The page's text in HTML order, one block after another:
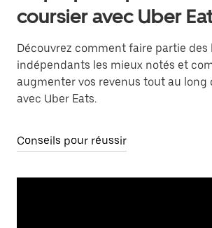
coursier avec Uber
Découvrez comment faire partie des
indépendants les mieux notés et
augmenter vos revenus tout au long
avec Uber Eats.
Conseils pour réussir